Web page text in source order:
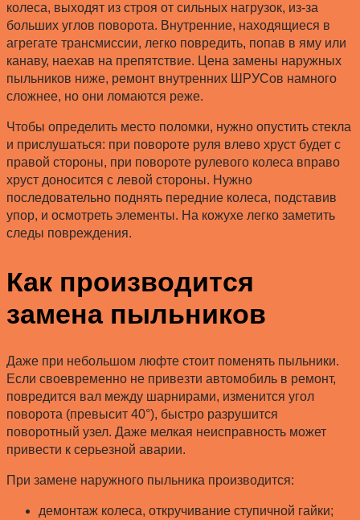
колеса, выходят из строя от сильных нагрузок, из-за
больших углов поворота. Внутренние, находящиеся в
агрегате трансмиссии, легко повредить, попав в яму или
канаву, наехав на препятствие. Цена замены наружных
пыльников ниже, ремонт внутренних ШРУСов намного
сложнее, но они ломаются реже.
Чтобы определить место поломки, нужно опустить стекла
и прислушаться: при повороте руля влево хруст будет с
правой стороны, при повороте рулевого колеса вправо
хруст доносится с левой стороны. Нужно
последовательно поднять передние колеса, подставив
упор, и осмотреть элементы. На кожухе легко заметить
следы повреждения.
Как производится
замена пыльников
Даже при небольшом люфте стоит поменять пыльники.
Если своевременно не привезти автомобиль в ремонт,
повредится вал между шарнирами, изменится угол
поворота (превысит 40°), быстро разрушится
поворотный узел. Даже мелкая неисправность может
привести к серьезной аварии.
При замене наружного пыльника производится:
демонтаж колеса, откручивание ступичной гайки;